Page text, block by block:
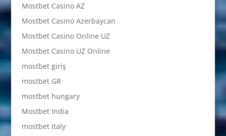
Mostbet Casino AZ
Mostbet Casino Azerbaycan
Mostbet Casino Online UZ
Mostbet Casino UZ Online
mostbet giriş
mostbet GR
mostbet hungary
Mostbet India
mostbet italy